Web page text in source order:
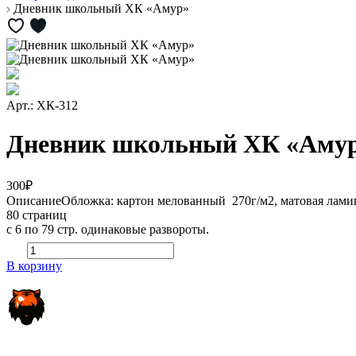
Дневник школьный ХК «Амур»
Арт.: ХК-312
Дневник школьный ХК
300₽
ОписаниеОбложка: картон мелованный 270г/м2, матовая
80 страниц
с 6 по 79 стр. одинаковые развороты.
В корзину